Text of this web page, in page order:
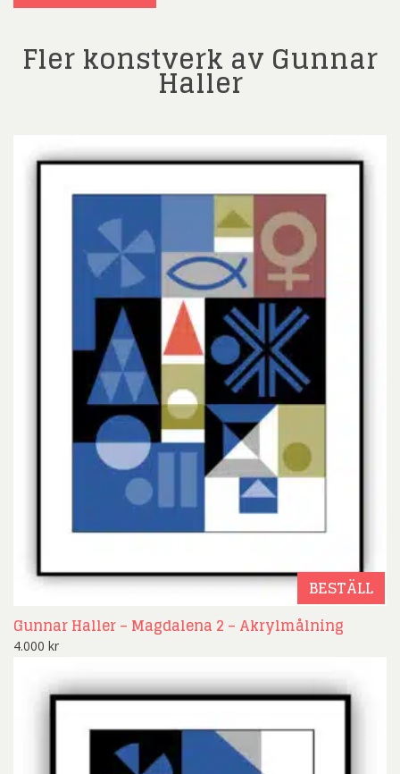
Fler konstverk av Gunnar
Haller
BESTÄLL
Gunnar Haller – Magdalena 2 – Akrylmålning
4.000 kr